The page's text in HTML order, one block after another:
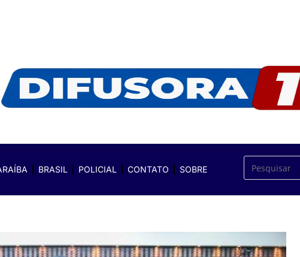
BRASIL POLICIAL CONTATO SOBRE